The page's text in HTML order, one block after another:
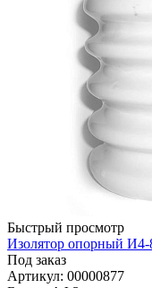
Быстрый просмотр
Изолятор опорный
Под заказ
Артикул: 00000877